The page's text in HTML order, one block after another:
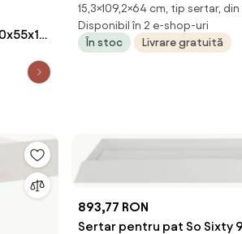
15,3×109,2×64 cm, tip sertar, din
Disponibil în 2 e-shop-uri
În stoc
Livrare gratuită
893,77 RON
Sertar pentru pat So Sixty